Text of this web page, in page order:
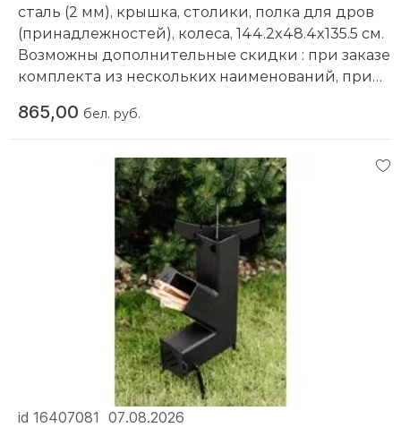
сталь (2 мм), крышка, столики, полка для дров
(принадлежностей), колеса, 144.2x48.4x135.5 см.
Возможны дополнительные скидки : при заказе
комплекта из нескольких наименований, при
Компания производитель:
865,00 бел. руб.
id 16407081 07.08.2026